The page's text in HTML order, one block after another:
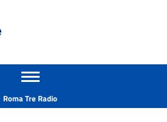
Apri il menu secondario
Roma Tre Radio